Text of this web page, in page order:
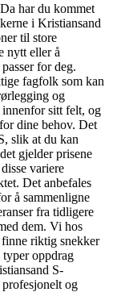
har du kommet
i Kristiansand
til store
nytt eller å
for deg.
fagfolk som kan
og
sitt felt, og
dine behov. Det
slik at du kan
gjelder prisene
variere
Det anbefales
å sammenligne
fra tidligere
dem. Vi hos
riktig snekker
oppdrag
S-
og